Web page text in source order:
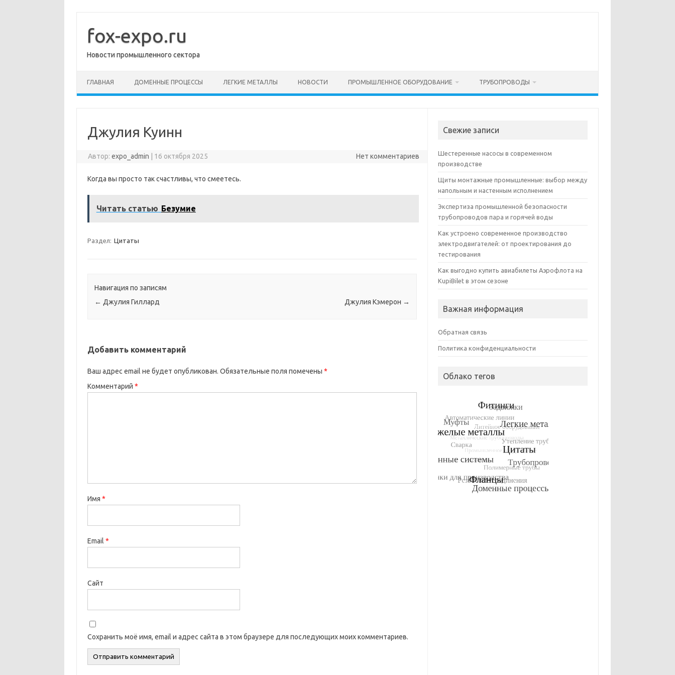
содержимому
fox-expo.ru
Новости промышленного сектора
ГЛАВНАЯ ДОМЕННЫЕ ПРОЦЕССЫ ЛЕГКИЕ МЕТАЛЛЫ НОВОСТИ ПРОМЫШЛЕННОЕ ОБОРУДОВАНИЕ ТРУБОПРОВОДЫ
Джулия Куинн
Автор:expo_admin 16 октября 2025 Нет комментариев
Когда вы просто так счастливы, что смеетесь.
Читать статью Безумие
Раздел: Цитаты
Навигация по записям
← Джулия Гиллард Джулия Кэмерон →
Добавить комментарий
Ваш адрес email не будет опубликован. Обязательные поля помечены *
Комментарий *
Имя *
Email *
Сайт
Сохранить моё имя, email и адрес сайта в этом браузере для последующих моих комментариев.
Свежие записи
Шестеренные насосы в современном
производстве
Щиты монтажные промышленные: выбор между
напольным и настенным исполнением
Экспертиза промышленной безопасности
трубопроводов пара и горячей воды
Как устроено современное производство
электродвигателей: от проектирования до
тестирования
Как выгодно купить авиабилеты Аэрофлота на
KupiBilet в этом сезоне
Важная информация
Обратная связь
Политика конфиденциальности
Облако тегов